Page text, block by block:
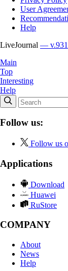
User
Help
LiveJournal — v.931
Main
Top
Interesting
Help
Follow us:
Follow us
Applications
Download
Huawei
RuStore
COMPANY
About
News
Help